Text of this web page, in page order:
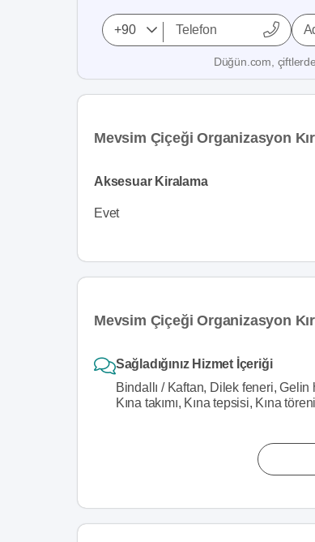
Düğün.com,
Mevsim Çiçeği Organizasyon
Aksesuar Kiralama
Evet
Mevsim Çiçeği Organizasyon
Sağladığınız Hizmet İçeriği
Bindallı / Kaftan, Dilek feneri, Gelin
Kına takımı, Kına tepsisi, Kına töreni